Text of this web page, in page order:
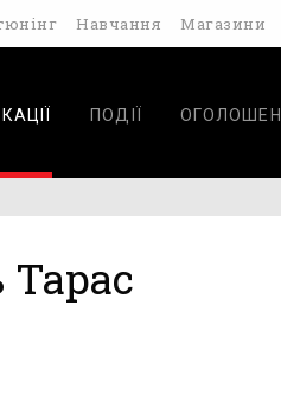
Навчання Магазини
ПОДІЇ